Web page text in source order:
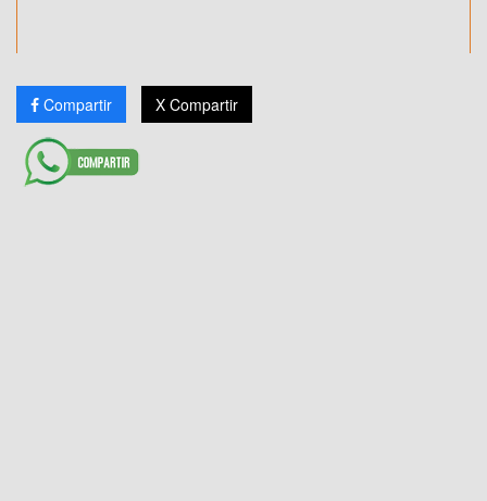
Compartir X Compartir